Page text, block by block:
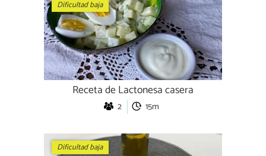
Dificultad baja
Receta de Lactonesa casera
2 15m
Dificultad baja